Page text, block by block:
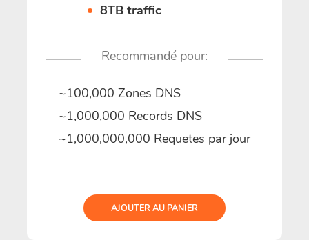
8TB traffic
Recommandé pour:
~100,000 Zones DNS
~1,000,000 Records DNS
~1,000,000,000 Requetes par jour
AJOUTER AU PANIER